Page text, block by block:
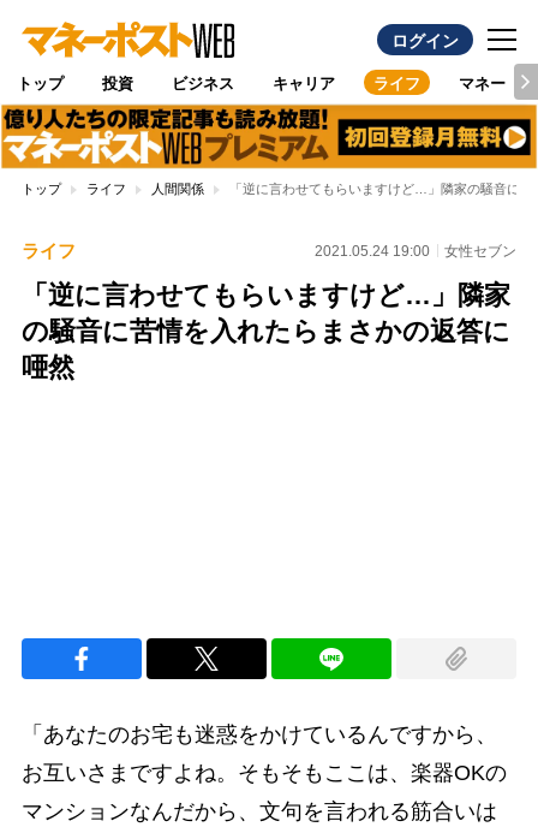
ログイン
トップ 投資 ビジネス キャリア ライフ マネー
トップ ライフ 人間関係 「逆に言わせてもらいますけど…」隣家の騒音に
ライフ 2021.05.24 19:00 女性セブン
「逆に言わせてもらいますけど…」隣家
の騒音に苦情を入れたらまさかの返答に
唖然
「あなたのお宅も迷惑をかけているんですから、
お互いさまですよね。そもそもここは、楽器OKの
マンションなんだから、文句を言われる筋合いは